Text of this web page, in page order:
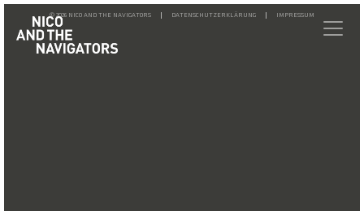
© 2026 NICO AND THE NAVIGATORS DATENSCHUTZERKLÄRUNG IMPRESSUM